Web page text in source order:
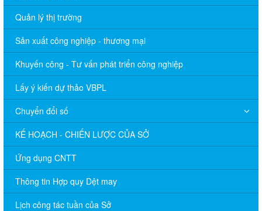
Quản lý thị trường
Sản xuất công nghiệp - thương mại
Khuyến công - Tư vấn phát triển công nghiệp
Lấy ý kiến dự thảo VBPL
Chuyển đổi số
KẾ HOẠCH - CHIẾN LƯỢC CỦA SỞ
Ứng dụng CNTT
Thông tin Hợp quy Dệt may
Lịch công tác tuần của Sở